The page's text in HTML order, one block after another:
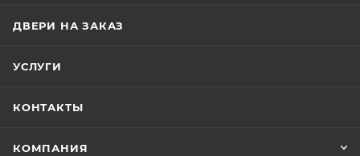
Emalux отличается высокой прочностью и надолго
ультрафиолета и высокой влажности.
Модели серии STYLE в 6 трендовых однотонных
интерьеры.
ДВЕРИ НА ЗАКАЗ
УСЛУГИ
КОНТАКТЫ
КОМПАНИЯ